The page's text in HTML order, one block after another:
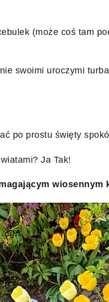
(może coś tam
swoimi uroczymi
po prostu święty
Ja Tak!
wiosennym